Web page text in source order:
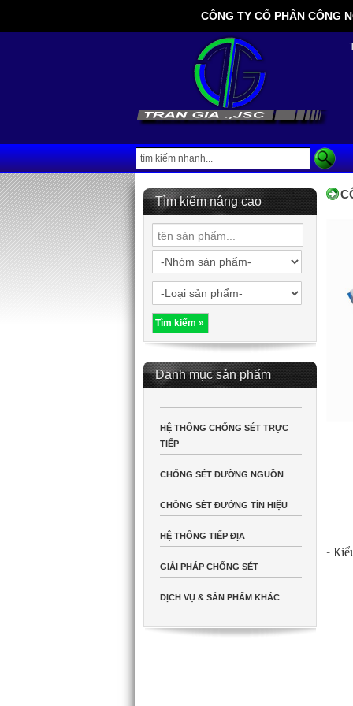
Tìm kiếm nâng cao
Danh mục sản phẩm
HỆ THỐNG CHỐNG SÉT TRỰC
TIẾP
CHỐNG SÉT ĐƯỜNG NGUỒN
CHỐNG SÉT ĐƯỜNG TÍN HIỆU
HỆ THỐNG TIẾP ĐỊA
GIẢI PHÁP CHỐNG SÉT
DỊCH VỤ & SẢN PHẨM KHÁC
-
CÔNG TY CỔ PHẦN